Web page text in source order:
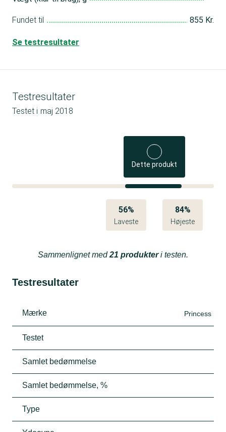
Fundet til 855 Kr.
Se testresultater
Testresultater
Testet i maj 2018
Dette produkt
56%
Laveste
84%
Højeste
Sammenlignet med21 produkteri testen.
Testresultater
Mærke Princess
Testet
Samlet bedømmelse
Samlet bedømmelse, %
Type